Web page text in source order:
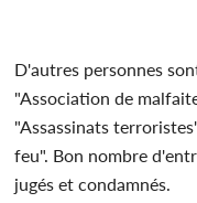
D'autres personnes
"Association de
"Assassinats
feu". Bon nombre
jugés et condamnés.